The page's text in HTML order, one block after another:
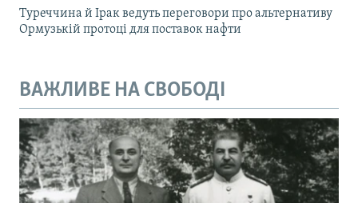
Туреччина й Ірак ведуть переговори про альтернативу
Ормузькій протоці для поставок нафти
ВАЖЛИВЕ НА СВОБОДІ